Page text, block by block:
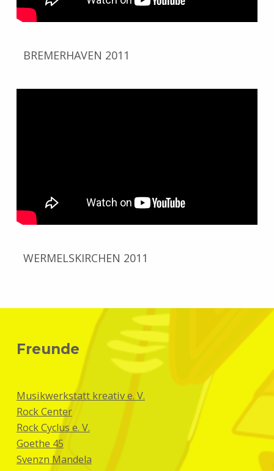
BREMERHAVEN 2011
WERMELSKIRCHEN 2011
Freunde
Musikwerkstatt kreativ e. V.
Rock Center
Rock Cyclus e. V.
Goethe 45
Svenzn Mandela